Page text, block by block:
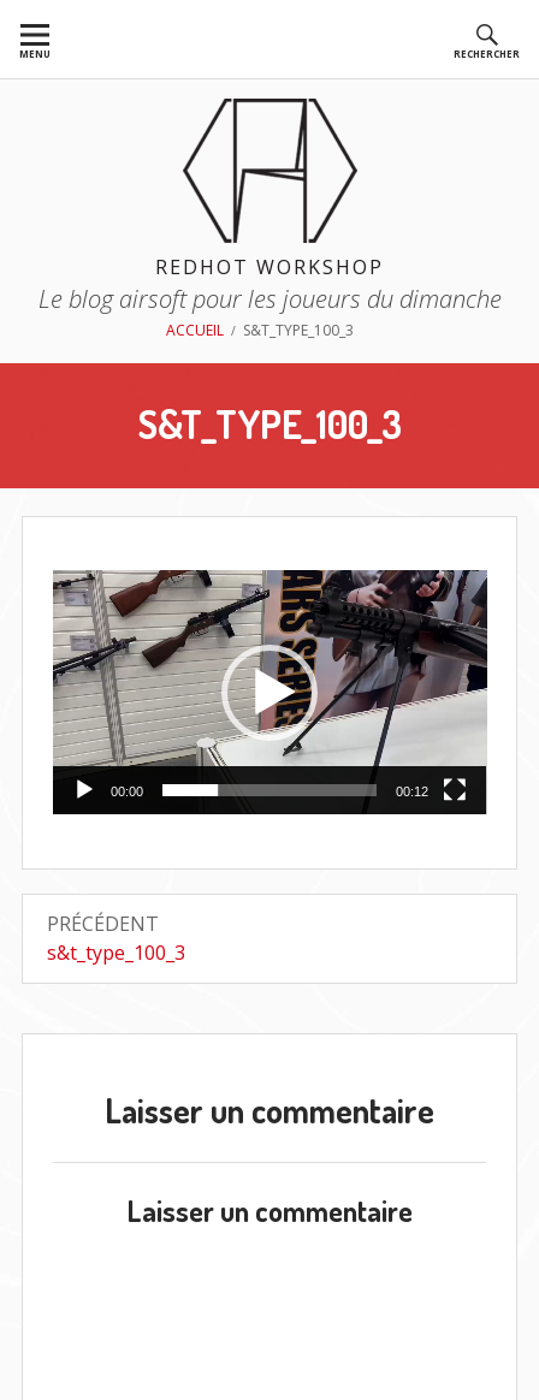
auMENU RECHERCHER
REDHOT WORKSHOP
Le blog airsoft pour les joueurs du dimanche
ACCUEIL S&T_TYPE_100_3
S&T_TYPE_100_3
Lecteur
vidéo
00:00 00:12
Navigation
de
PRÉCÉDENT
Article
précédent
s&t_type_100_3
Laisser un commentaire
Laisser un commentaire